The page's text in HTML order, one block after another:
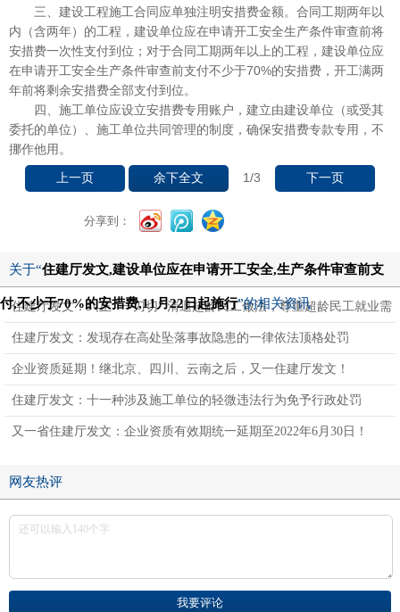
三、建设工程施工合同应单独注明安措费金额。合同工期两年以
内（含两年）的工程，建设单位应在申请开工安全生产条件审查前将
安措费一次性支付到位；对于合同工期两年以上的工程，建设单位应
在申请开工安全生产条件审查前支付不少于70%的安措费，开工满两
年前将剩余安措费全部支付到位。
四、施工单位应设立安措费专用账户，建立由建设单位（或受其
委托的单位）、施工单位共同管理的制度，确保安措费专款专用，不
挪作他用。
上一页 余下全文 1/3 下一页
分享到：
关于“住建厅发文,建设单位应在申请开工安全,生产条件审查前支
付,不少于70%的安措费,11月22日起施行”的相关资讯
住建厅发文：纠正 “一刀切” 清退超龄民工做法，尊重超龄民工就业需
求和企业用工需要
住建厅发文：发现存在高处坠落事故隐患的一律依法顶格处罚
企业资质延期！继北京、四川、云南之后，又一住建厅发文！
住建厅发文：十一种涉及施工单位的轻微违法行为免予行政处罚
又一省住建厅发文：企业资质有效期统一延期至2022年6月30日！
网友热评